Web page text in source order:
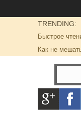
TRENDING:
Быстрое
Как не